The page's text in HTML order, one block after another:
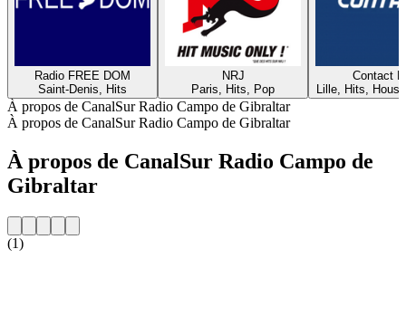
Radio FREE DOM
Saint-Denis, Hits
NRJ
Paris, Hits, Pop
Contact
Lille, Hits,
À propos de CanalSur Radio Campo de Gibraltar
À propos de CanalSur Radio Campo de Gibraltar
À propos de CanalSur Radio Campo de
Gibraltar
(1)